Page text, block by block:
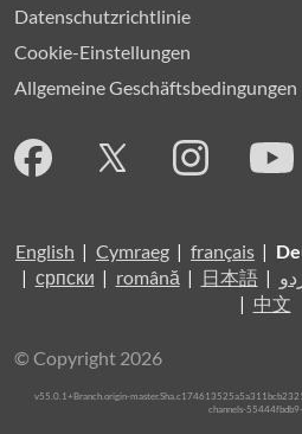
Datenschutzrichtlinie
Cookie-Einstellungen
Allgemeine Geschäftsbedingungen
English | Cymraeg | français |
| српски | română | 日本語|
| 中文
© Copyright 2026
v55.0.1+Branch.origin-
channels-